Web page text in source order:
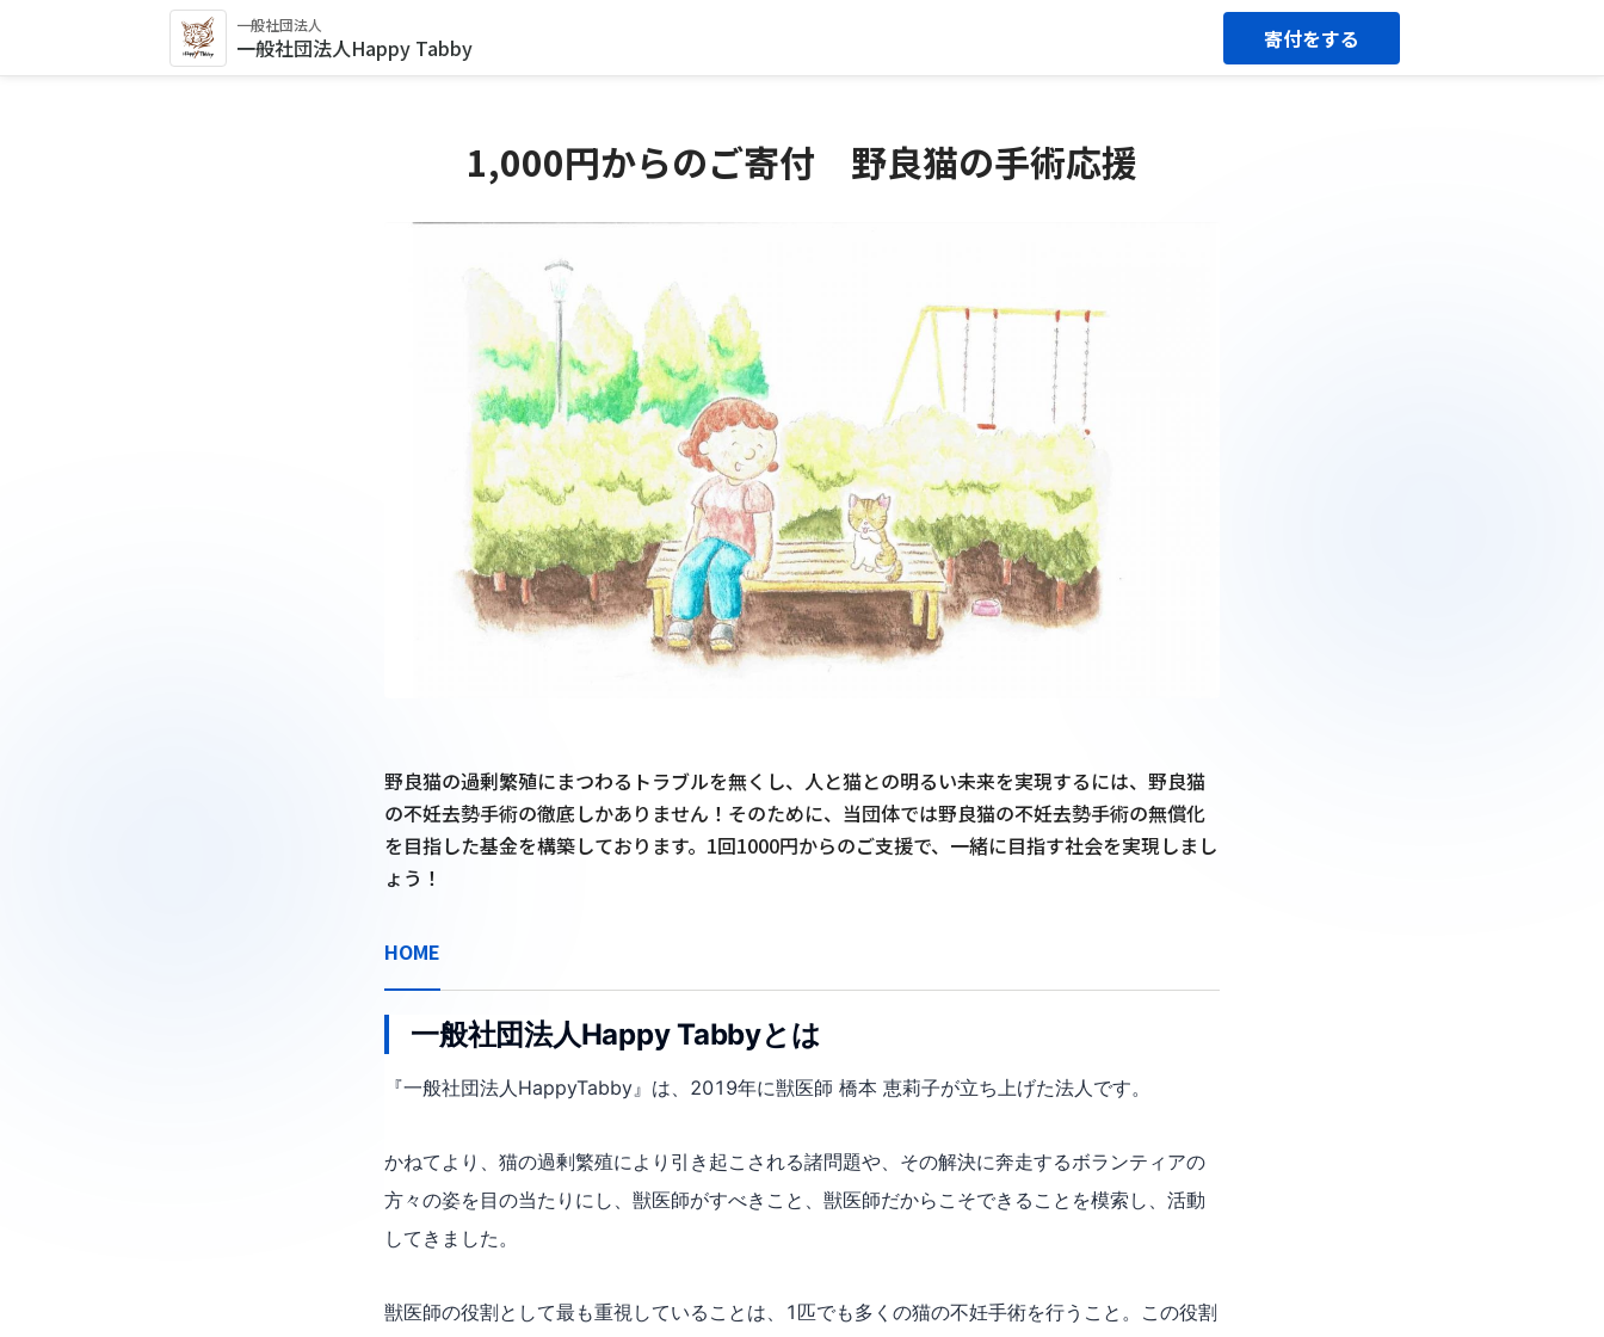
一般社団法人
一般社団法人Happy Tabby 寄付をする
1,000円からのご寄付 野良猫の手術応援
野良猫の過剰繁殖にまつわるトラブルを無くし、人と猫との明るい未来を実現するには、野良猫
の不妊去勢手術の徹底しかありません！そのために、当団体では野良猫の不妊去勢手術の無償化
を目指した基金を構築しております。1回1000円からのご支援で、一緒に目指す社会を実現しまし
ょう！
HOME
一般社団法人Happy Tabbyとは
『一般社団法人HappyTabby』は、2019年に獣医師 橋本 恵莉子が立ち上げた法人です。
かねてより、猫の過剰繁殖により引き起こされる諸問題や、その解決に奔走するボランティアの
方々の姿を目の当たりにし、獣医師がすべきこと、獣医師だからこそできることを模索し、活動
してきました。
獣医師の役割として最も重視していることは、1匹でも多くの猫の不妊手術を行うこと。この役割